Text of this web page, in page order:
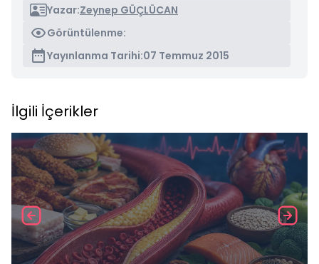
Yazar:Zeynep GÜÇLÜCAN
Görüntülenme:
Yayınlanma Tarihi:07 Temmuz 2015
İlgili İçerikler